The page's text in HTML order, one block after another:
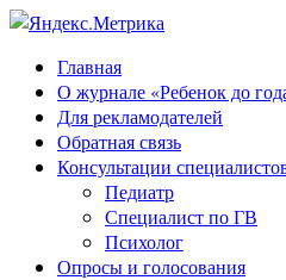
Главная
О журнале «Ребенок до
Для рекламодателей
Обратная связь
Консультации
Педиатр
Специалист по ГВ
Психолог
Опросы и голосования